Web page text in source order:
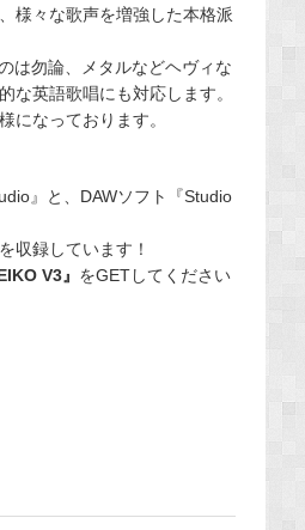
様々な歌声を増強した本格派
は勿論、メタルなどヘヴィな
な英語歌唱にも対応します。
になっております。
』と、DAWソフト『Studio
収録しています！
V3』 をGETしてください